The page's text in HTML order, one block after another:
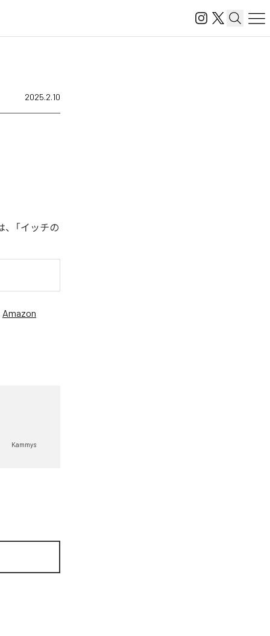
2025.2.10
「イッチの
Amazon
Kammys